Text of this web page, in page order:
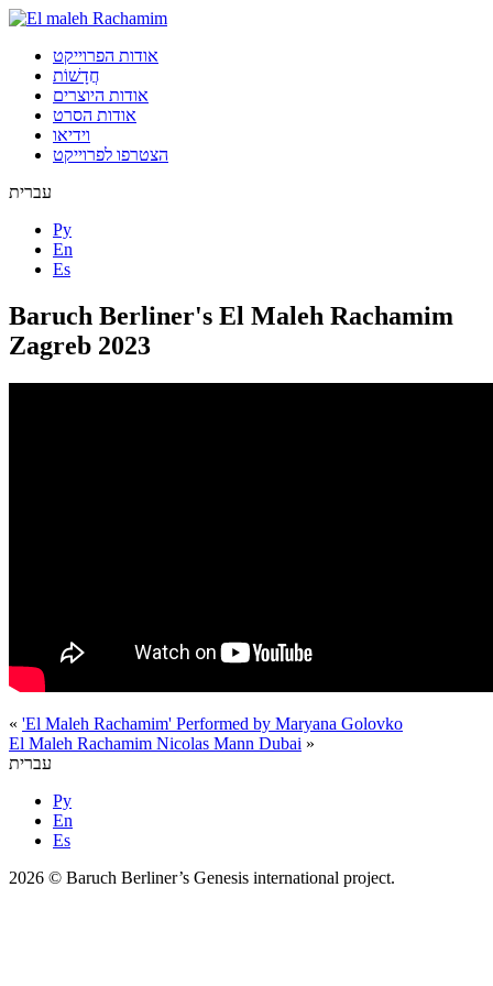
אודות הפרוייקט
חֲדָשׁוֹת
אודות היוצרים
אודות הסרט
וידיאו
הצטרפו לפרוייקט
עברית
Ру
En
Es
Baruch Berliner's El Maleh Rachamim
Zagreb 2023
« 'El Maleh Rachamim' Performed by Maryana Golovko
El Maleh Rachamim Nicolas Mann Dubai »
עברית
Ру
En
Es
2026 © Baruch Berliner’s Genesis international project.